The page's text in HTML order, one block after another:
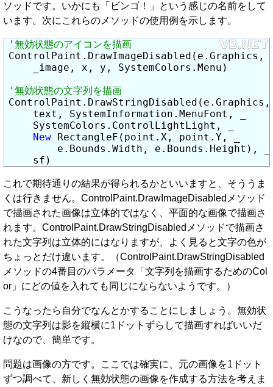
ソッドです。いかにも「ビンゴ！」という感じの名前をして
います。次にこれらのメソッドの使用例を示します。
ControlPaint.DrawImageDisabled(e.Graphics,
    _image, x, y, SystemColors.Menu)
    text, SystemInformation.MenuFont, _
    SystemColors.ControlLightLight, _
New RectangleF(point.X, point.Y, _
        e.Bounds.Width, e.Bounds.Height), _
    sf)
これで期待通りの結果が得られるかといいますと、そううま
くは行きません。ControlPaint.DrawImageDisabledメソッド
で描画された画像は立体的ではなく、平面的な画像で描画さ
れます。ControlPaint.DrawStringDisabledメソッドで描画さ
れた文字列は立体的にはなりますが、よく見ると文字の色が
ちょっとだけ違います。（ControlPaint.DrawStringDisabled
メソッドの4番目のパラメータ「文字列を描画するためのCol
or」にどの値を入れても同じにならないようです。）
こうなったら自分でなんとかすることにしましょう。無効状
態の文字列は影を縦横に1ドットずらして描画すればいいだ
けなので、簡単です。
問題は画像の方です。ここでは確実に、元の画像を1ドット
ずつ調べて、新しく無効状態の画像を作成する方法を考えま